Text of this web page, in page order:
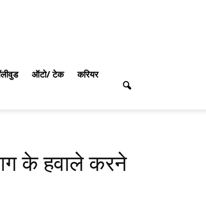
ऑटो/ टेक
करियर
के हवाले करने